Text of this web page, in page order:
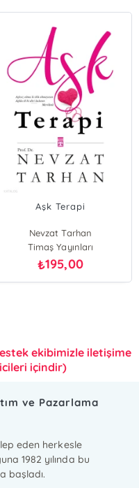
Aşk Terapi
Nevzat Tarhan
Timaş Yayınları
₺195,00
ekibimizle iletişime
içindir)
ve Pazarlama
eden herkesle
1982 yılında bu
başladı.